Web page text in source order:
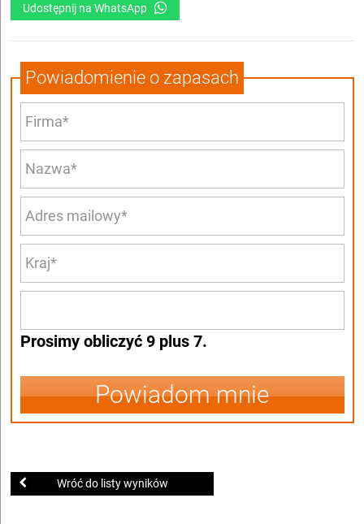
Udostępnij na WhatsApp
Powiadomienie o zapasach
Prosimy obliczyć 9 plus 7.
Powiadom mnie
Wróć do listy wyników